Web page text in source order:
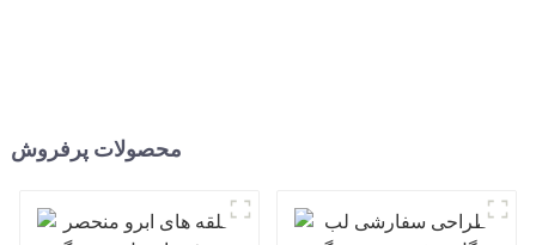
محصولات پرفروش